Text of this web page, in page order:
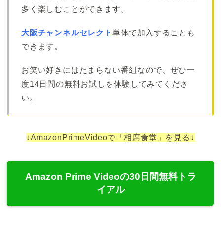
多く楽しむことができます。
大阪チャンネルセレクト 単体で加入することも
できます。
お笑い好きにはたまらない番組なので、ぜひ一
度14日間の無料お試しを体験してみてくださ
い。
↓AmazonPrimeVideoで「相席食堂」を見る↓
Amazon Prime Videoの30日間無料トラ
イアル